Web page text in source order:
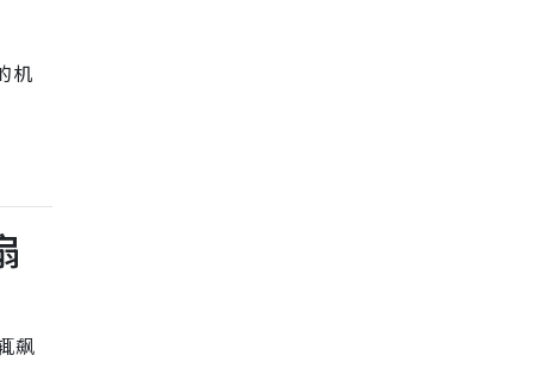
机
飙